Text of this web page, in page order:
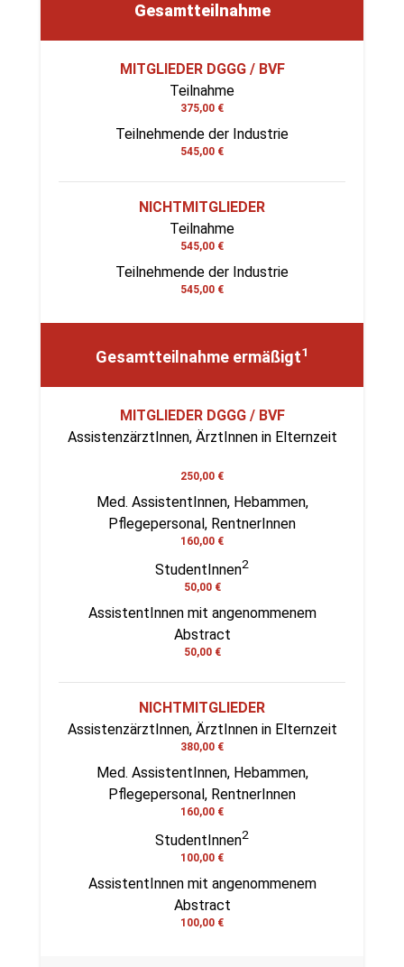
Gesamtteilnahme
MITGLIEDER DGGG / BVF
Teilnahme
375,00 €
Teilnehmende der Industrie
545,00 €
NICHTMITGLIEDER
Teilnahme
545,00 €
Teilnehmende der Industrie
545,00 €
Gesamtteilnahme ermäßigt1
MITGLIEDER DGGG / BVF
AssistenzärztInnen, ÄrztInnen in Elternzeit
250,00 €
Med. AssistentInnen, Hebammen,
Pflegepersonal, RentnerInnen
160,00 €
StudentInnen2
50,00 €
AssistentInnen mit angenommenem
Abstract
50,00 €
NICHTMITGLIEDER
AssistenzärztInnen, ÄrztInnen in Elternzeit
380,00 €
Med. AssistentInnen, Hebammen,
Pflegepersonal, RentnerInnen
160,00 €
StudentInnen2
100,00 €
AssistentInnen mit angenommenem
Abstract
100,00 €